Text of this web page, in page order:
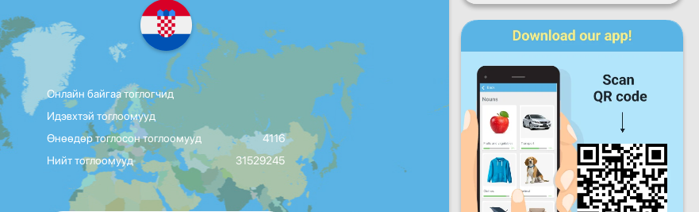
Онлайн байгаа тоглогчид
Идэвхтэй тоглоомууд
Өнөөдөр тоглосон тоглоомууд
4116
Нийт тоглоомууд
31529245
Явц
Даваа Лхагва Пүрэв
Бямба Ням
Өдөр тутмын дэвшил